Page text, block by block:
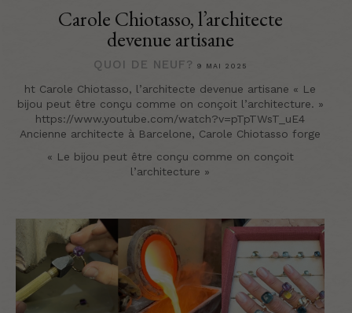
Carole Chiotasso, l’architecte
devenue artisane
QUOI DE NEUF? 9 MAI 2025
ht Carole Chiotasso, l’architecte devenue artisane « Le
bijou peut être conçu comme on conçoit l’architecture. »
https://www.youtube.com/watch?v=pTpTWsT_uE4
Ancienne architecte à Barcelone, Carole Chiotasso forge
« Le bijou peut être conçu comme on conçoit
l’architecture »